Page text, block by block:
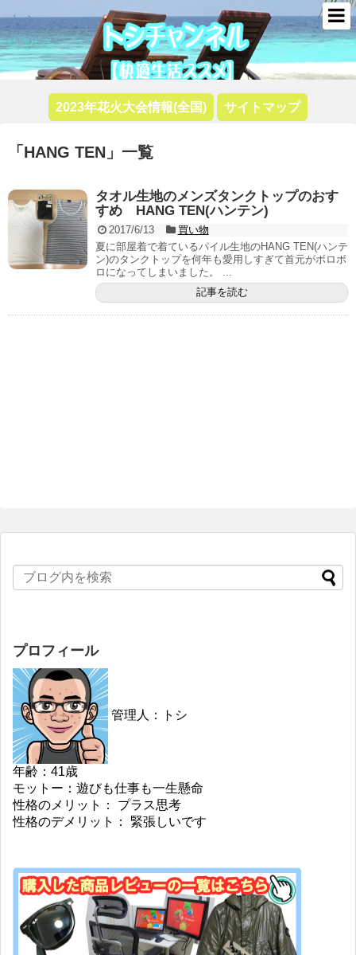
トシ
快適生活
2023年花火大会情報(全国) サイトマップ
「 HANG TEN 」 一覧
タオル生地のメンズタンクトップのおす
すめ HANG TEN(ハンテン)
2017/6/13
買い物
夏に部屋着で着ているパイル生地のHANG TEN(ハンテ
ン)のタンクトップを何年も愛用しすぎて首元がボロボ
ロになってしまいました。 ...
記事を読む
プロフィール
管理人：トシ
年齢：41歳
モットー：遊びも仕事も一生懸命
性格のメリット： プラス思考
性格のデメリット： 緊張しいです